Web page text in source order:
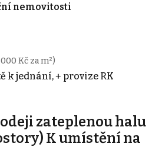
nemovitosti
Kč za m²)
k jednání, + provize RK
zateplenou halu
K umístění na